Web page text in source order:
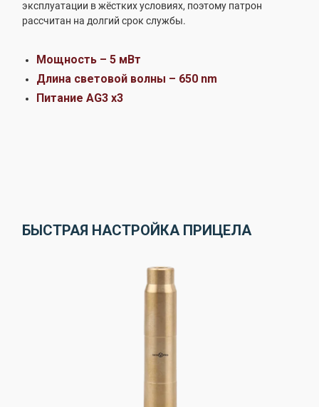
эксплуатации в жёстких условиях, поэтому патрон
рассчитан на долгий срок службы.
Мощность – 5 мВт
Длина световой волны – 650 nm
Питание AG3 x3
БЫСТРАЯ НАСТРОЙКА ПРИЦЕЛА